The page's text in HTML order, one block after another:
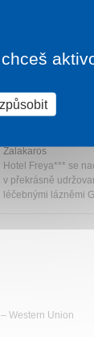
Zalakaros
Hotel Freya*** se
v překrásně
léčebnými lázněmi
Western Union